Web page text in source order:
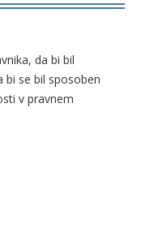
da bi bil
bi se bil sposoben
v pravnem